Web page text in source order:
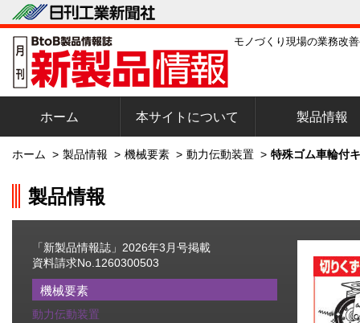
モノづくり現場の業務改
ホーム 本サイトについて 製品情報
ホーム > 製品情報 > 機械要素 > 動力伝動装置 > 特殊ゴム車輪付
製品情報
「新製品情報誌」2026年3月号掲載
資料請求No.1260300503
機械要素
動力伝動装置